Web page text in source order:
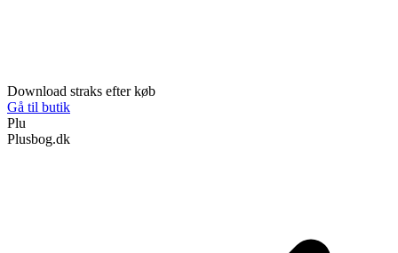
Download straks efter køb
Gå til butik
Plu
Plusbog.dk